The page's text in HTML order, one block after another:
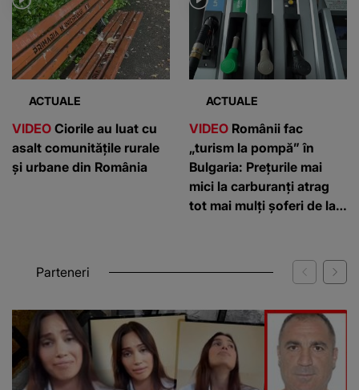
ACTUALE
VIDEO Ciorile au luat cu
asalt comunitățile rurale
și urbane din România
ACTUALE
VIDEO Românii fac
„turism la pompă” în
Bulgaria: Prețurile mai
mici la carburanți atrag
tot mai mulți șoferi de la
Parteneri